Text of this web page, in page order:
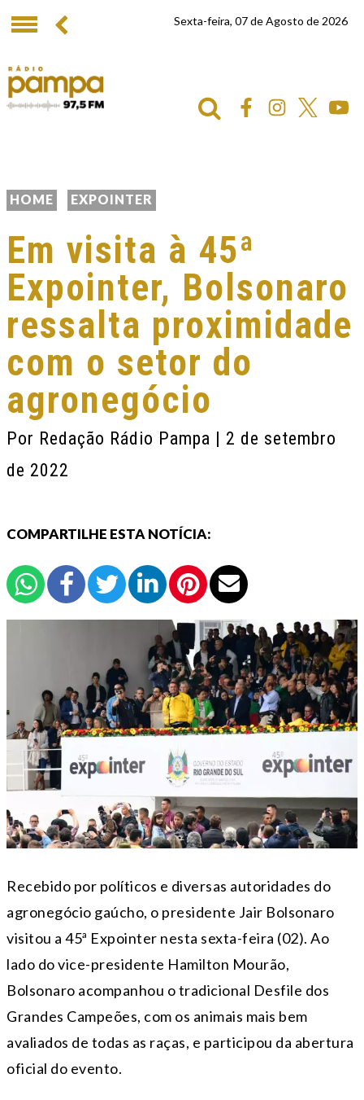
Sexta-feira, 07 de Agosto de 2026
HOME EXPOINTER
Em visita à 45ª
Expointer, Bolsonaro
ressalta proximidade
com o setor do
agronegócio
Por Redação Rádio Pampa | 2 de setembro
de 2022
COMPARTILHE ESTA NOTÍCIA:
Recebido por políticos e diversas autoridades do
agronegócio gaúcho, o presidente Jair Bolsonaro
visitou a 45ª Expointer nesta sexta-feira (02). Ao
lado do vice-presidente Hamilton Mourão,
Bolsonaro acompanhou o tradicional Desfile dos
Grandes Campeões, com os animais mais bem
avaliados de todas as raças, e participou da abertura
oficial do evento.